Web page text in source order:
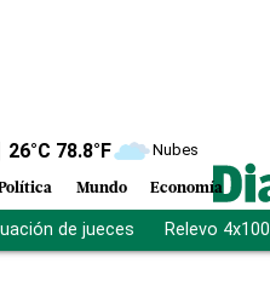
26°C 78.8°F Nubes
Mundo Economía
de jueces Relevo 4x100